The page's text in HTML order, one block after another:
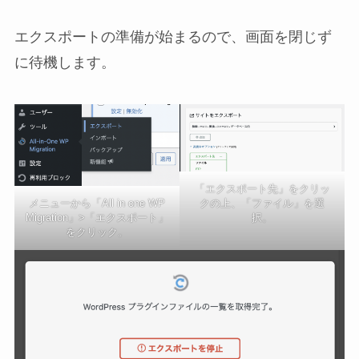
エクスポートの準備が始まるので、画面を閉じず
に待機します。
メニューから「All in one WP
Migration」>「エクスポート」
をクリック。
「エクスポート先」をクリッ
クの上、「ファイル」を選
択。